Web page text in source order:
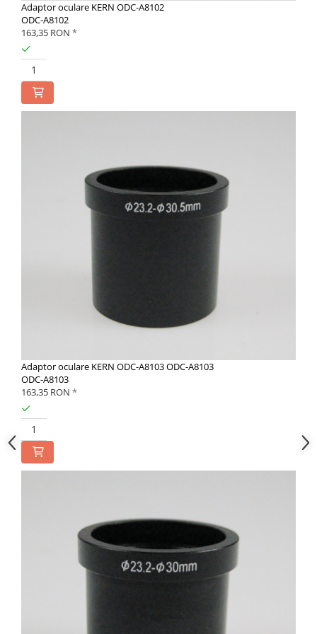
Adaptor oculare KERN ODC-A8102
ODC-A8102
163,35 RON *
Adaptor oculare KERN ODC-A8103 ODC-A8103
ODC-A8103
163,35 RON *